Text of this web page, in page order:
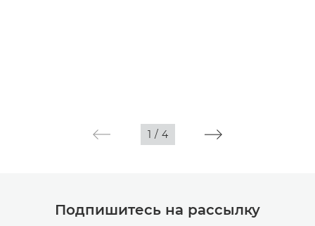
1 / 4
Подпишитесь на рассылку